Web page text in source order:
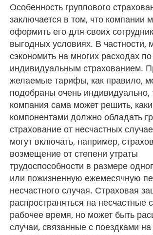
Особенность группового
заключается в том, что компании
оформить его для своих
выгодных условиях. В частности,
сэкономить на многих расходах
индивидуальным страхованием.
желаемые тарифы, как правило,
подобраны очень индивидуально,
компания сама может решить,
компонентами должно обладать
страхование от несчастных
могут включать, например,
возмещение от степени утраты
трудоспособности в размере
или пожизненную ежемесячную
несчастного случая. Страховая
распространяться на несчастные
рабочее время, но может быть
случаи, связанные с поездками